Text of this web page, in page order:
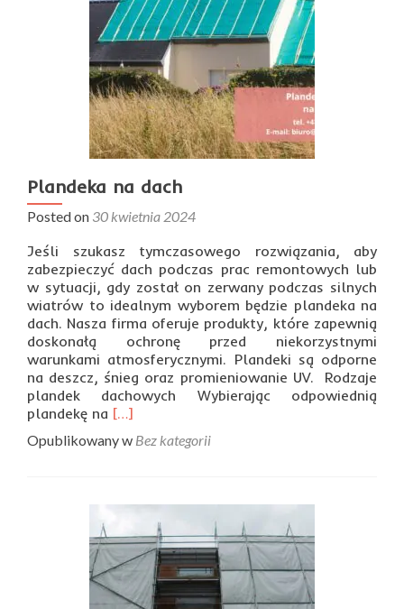
Plandeka na dach
Posted on 30 kwietnia 2024
Jeśli szukasz tymczasowego rozwiązania, aby
zabezpieczyć dach podczas prac remontowych lub
w sytuacji, gdy został on zerwany podczas silnych
wiatrów to idealnym wyborem będzie plandeka na
dach. Nasza firma oferuje produkty, które zapewnią
doskonałą ochronę przed niekorzystnymi
warunkami atmosferycznymi. Plandeki są odporne
na deszcz, śnieg oraz promieniowanie UV. Rodzaje
plandek dachowych Wybierając odpowiednią
plandekę na Read
about
dach
[…]
Opublikowany w Bez kategorii